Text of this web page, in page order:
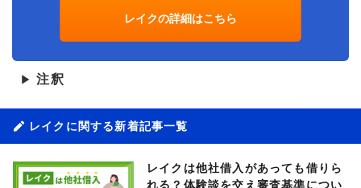
レイクの詳細はこちら
▶ 注釈
レイクに関する新着記事一覧
レイクは他社借入があっても借りら
れる？体験談を交え審査基準につい